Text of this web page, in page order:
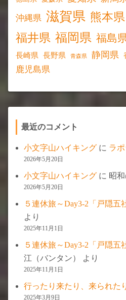
沖縄県 滋賀県 熊本県
福井県 福岡県 福島
長崎県 長野県 青森県 静岡県
鹿児島県
最近のコメント
小文字山ハイキング に ラ
2026年5月20日
小文字山ハイキング に 昭
2026年5月20日
５連休旅～Day3-2「戸隠五
より
2025年11月1日
５連休旅～Day3-2「戸隠五
江（バンタン）
より
2025年11月1日
行ったり来たり、来られた
2025年3月9日